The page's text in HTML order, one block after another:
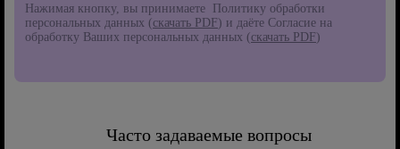
Нажимая кнопку, вы принимаете Политику обработки
персональных данных (скачать PDF) и даёте Согласие на
обработку Ваших персональных данных (скачать PDF)
Часто задаваемые вопросы